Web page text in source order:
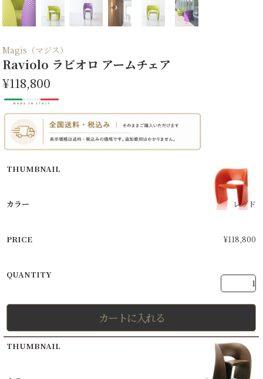
Magis（マジス）
Raviolo ラビオロ アームチェア
¥118,800
レッド
¥118,800
カートに入れる